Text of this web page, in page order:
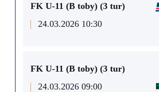
FK U-11 (В toby) (3 tur)
24.03.2026 10:30
FK U-11 (В toby) (3 tur)
24.03.2026 09:00